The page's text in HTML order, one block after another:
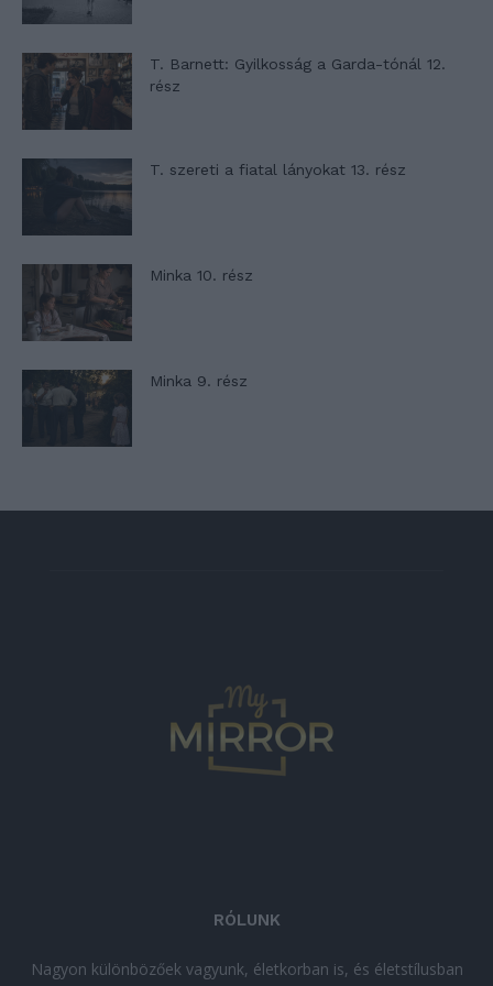
T. Barnett: Gyilkosság a Garda-tónál 12.
rész
T. szereti a fiatal lányokat 13. rész
Minka 10. rész
Minka 9. rész
RÓLUNK
Nagyon különbözőek vagyunk, életkorban is, és életstílusban